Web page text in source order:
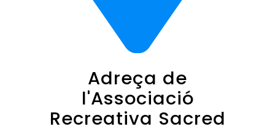
Adreça de
l'Associació
Recreativa Sacred